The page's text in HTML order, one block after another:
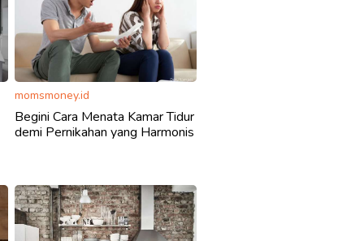
momsmoney.id
Begini Cara Menata Kamar Tidur
demi Pernikahan yang Harmonis